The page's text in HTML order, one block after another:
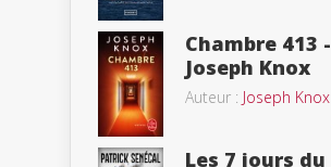
Chambre 413 -
Joseph Knox
Auteur : Joseph Knox
Les 7 jours du